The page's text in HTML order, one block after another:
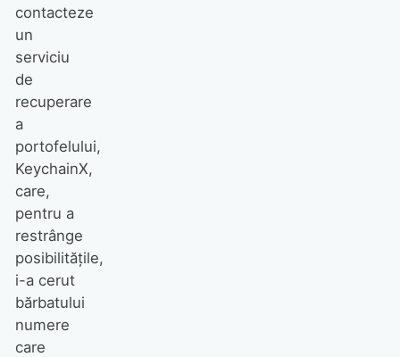
contacteze
un
serviciu
de
recuperare
a
portofelului,
KeychainX,
care,
pentru a
restrânge
posibilitățile,
i-a cerut
bărbatului
numere
care